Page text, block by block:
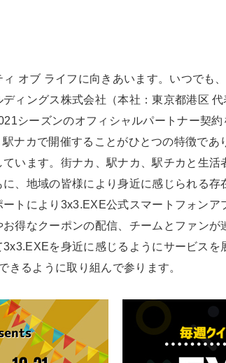
オブ ライフに向きあいます。いつでも
ィングス株式会社（本社：東京都港区
シーズンのオフィシャルパートナー契
ナカで開催することがひとつの特徴であ
います。街ナカ、駅ナカ、駅チカと生
、地域の皆様により身近に感じられる存
トにより3x3.EXE公式スマートフォン
得なクーポンの配信、チームとファン
を身近に感じるようにサービス
きるように取り組んで参ります。